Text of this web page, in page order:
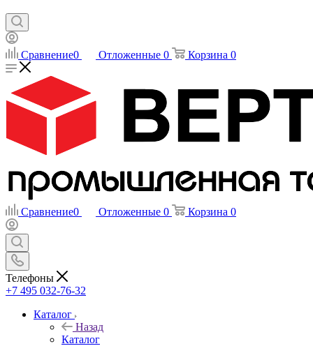
Сравнение0 Отложенные 0 Корзина 0
Сравнение0 Отложенные 0 Корзина 0
Телефоны
+7 495 032-76-32
Каталог
Назад
Каталог